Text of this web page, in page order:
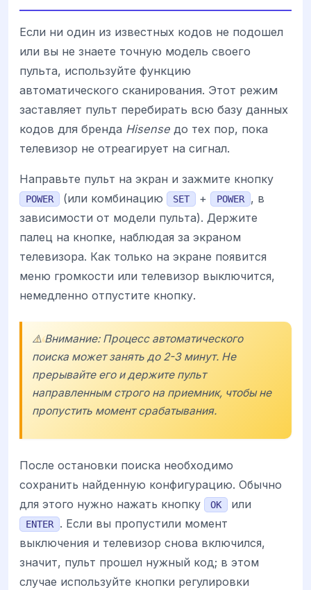
Если ни один из известных кодов не подошел
или вы не знаете точную модель своего
пульта, используйте функцию
автоматического сканирования. Этот режим
заставляет пульт перебирать всю базу данных
кодов для бренда Hisense до тех пор, пока
телевизор не отреагирует на сигнал.
Направьте пульт на экран и зажмите кнопку
POWER (или комбинацию SET + POWER
, в
зависимости от модели пульта). Держите
палец на кнопке, наблюдая за экраном
телевизора. Как только на экране появится
меню громкости или телевизор выключится,
немедленно отпустите кнопку.
⚠️ Внимание: Процесс автоматического
поиска может занять до 2-3 минут. Не
прерывайте его и держите пульт
направленным строго на приемник, чтобы не
пропустить момент срабатывания.
После остановки поиска необходимо
сохранить найденную конфигурацию. Обычно
для этого нужно нажать кнопку
OK или
ENTER
. Если вы пропустили момент
выключения и телевизор снова включился,
значит, пульт прошел нужный код; в этом
случае используйте кнопки регулировки